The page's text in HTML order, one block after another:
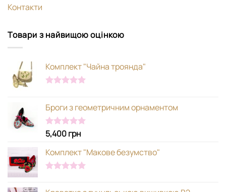
Контакти
Товари з найвищою оцінкою
Комплект "Чайна троянда"
Броги з геометричним орнаментом
Оцінено в
з 5
5,400грн
Комплект "Макове безумство"